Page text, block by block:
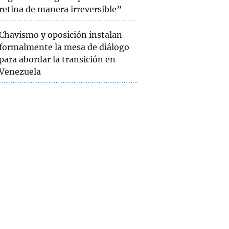
de manera irreversible”
y oposición instalan
la mesa de diálogo
abordar la transición en